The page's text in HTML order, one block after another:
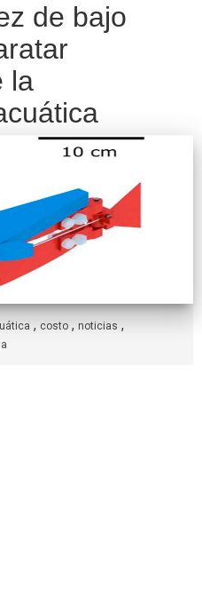
de bajo
la
, costo , noticias ,